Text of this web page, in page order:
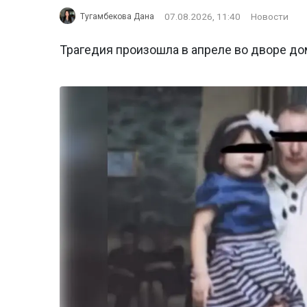
Тугамбекова Дана 07.08.2026, 11:40 Новости
Трагедия произошла в апреле во дворе